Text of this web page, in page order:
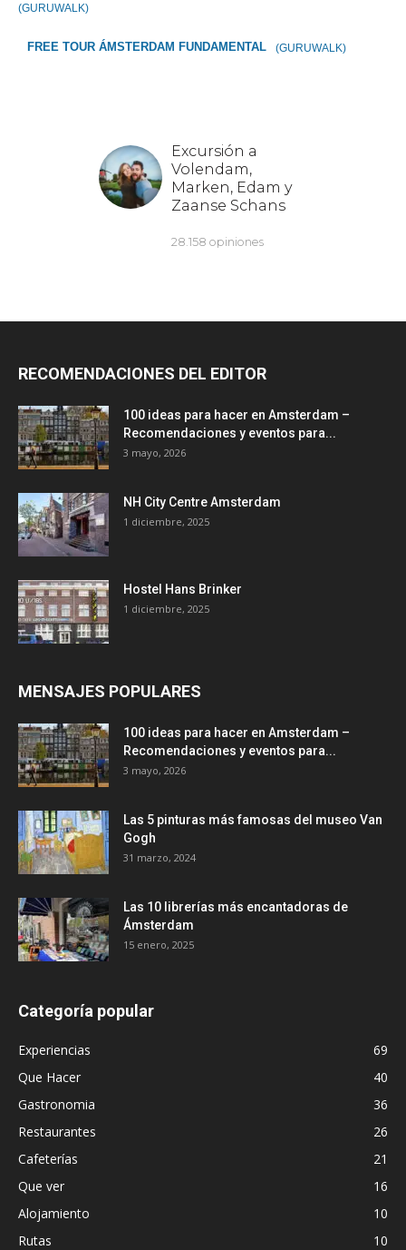
(GURUWALK)
FREE TOUR ÁMSTERDAM FUNDAMENTAL (GURUWALK)
RECOMENDACIONES DEL EDITOR
100 ideas para hacer en Amsterdam –
Recomendaciones y eventos para...
3 mayo, 2026
NH City Centre Amsterdam
1 diciembre, 2025
Hostel Hans Brinker
1 diciembre, 2025
MENSAJES POPULARES
100 ideas para hacer en Amsterdam –
Recomendaciones y eventos para...
3 mayo, 2026
Las 5 pinturas más famosas del museo Van
Gogh
31 marzo, 2024
Las 10 librerías más encantadoras de
Ámsterdam
15 enero, 2025
Categoría popular
Experiencias
69
Que Hacer
40
Gastronomia
36
Restaurantes
26
Cafeterías
21
Que ver
16
Alojamiento
10
Rutas
10